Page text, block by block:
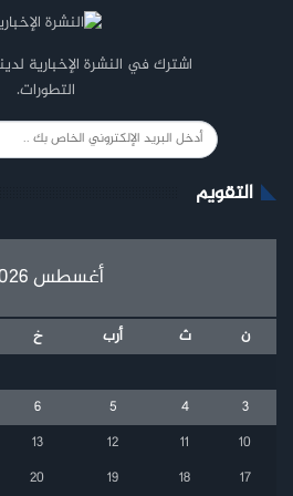
اشترك في النشرة الإخبارية
التطورات.
التقويم
أغسطس 2026
ن ث أرب خ
3
4
5
6
10
11
12
13
17
18
19
20